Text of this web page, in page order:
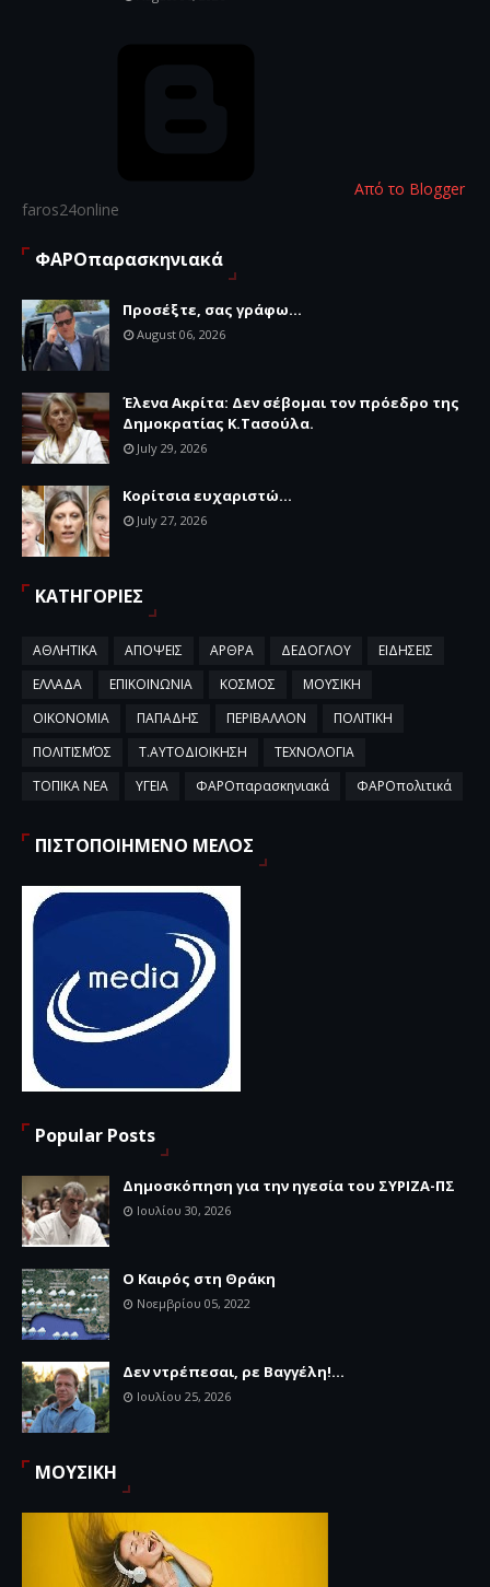
Από το Blogger
faros24online
ΦΑΡΟπαρασκηνιακά
Προσέξτε, σας γράφω...
August 06, 2026
Έλενα Ακρίτα: Δεν σέβομαι τον πρόεδρο της
Δημοκρατίας Κ.Τασούλα.
July 29, 2026
Κορίτσια ευχαριστώ...
July 27, 2026
ΚΑΤΗΓΟΡΙΕΣ
ΑΘΛΗΤΙΚΑ ΑΠΟΨΕΙΣ ΑΡΘΡΑ ΔΕΔΟΓΛΟΥ
ΕΙΔΗΣΕΙΣ
ΕΛΛΑΔΑ
ΕΠΙΚΟΙΝΩΝΙΑ ΚΟΣΜΟΣ
ΜΟΥΣΙΚΗ
ΟΙΚΟΝΟΜΙΑ
ΠΑΠΑΔΗΣ ΠΕΡΙΒΑΛΛΟΝ
ΠΟΛΙΤΙΚΗ
ΠΟΛΙΤΙΣΜΌΣ
Τ.ΑΥΤΟΔΙΟΙΚΗΣΗ
ΤΕΧΝΟΛΟΓΙΑ
ΤΟΠΙΚΑ ΝΕΑ
ΥΓΕΙΑ ΦΑΡΟπαρασκηνιακά ΦΑΡΟπολιτικά
ΠΙΣΤΟΠΟΙΗΜΕΝΟ ΜΕΛΟΣ
Popular Posts
Δημοσκόπηση για την ηγεσία του ΣΥΡΙΖΑ-ΠΣ
Ιουλίου 30, 2026
Ο Καιρός στη Θράκη
Νοεμβρίου 05, 2022
Δεν ντρέπεσαι, ρε Βαγγέλη!...
Ιουλίου 25, 2026
ΜΟΥΣΙΚΗ